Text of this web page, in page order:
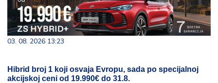
03. 08. 2026 13:23
Hibrid broj 1 koji osvaja Evropu, sada po specijalnoj
akcijskoj ceni od 19.990€ do 31.8.